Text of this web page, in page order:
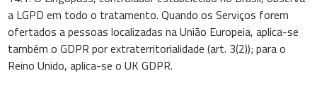
a LGPD em todo o tratamento. Quando os Serviços forem
ofertados a pessoas localizadas na União Europeia, aplica-se
também o GDPR por extraterritorialidade (art. 3(2)); para o
Reino Unido, aplica-se o UK GDPR.